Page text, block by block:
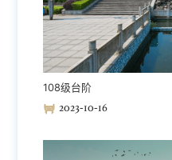
108级台阶
2023-10-16